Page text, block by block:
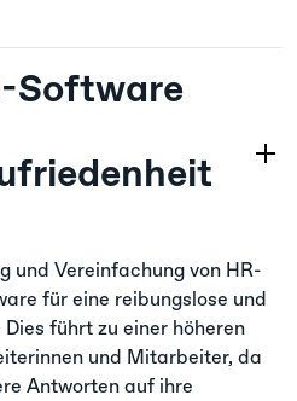
Software
und Vereinfachung von HR-
für eine reibungslose und
führt zu einer höheren
und Mitarbeiter, da
Antworten auf ihre